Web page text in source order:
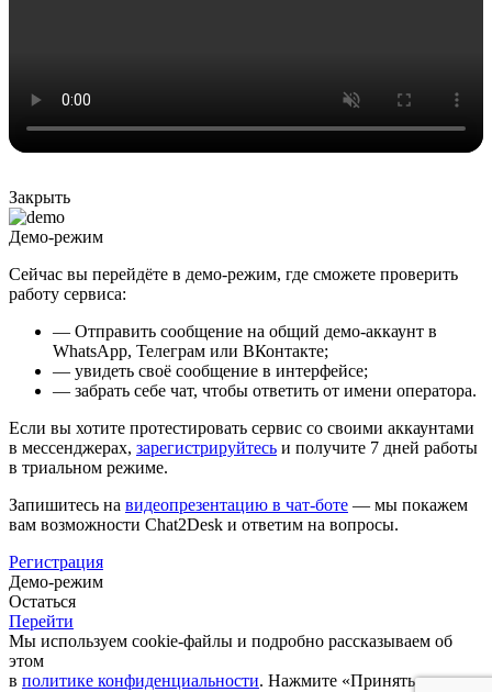
Закрыть
Демо-режим
Сейчас вы перейдёте в демо-режим, где сможете проверить
работу сервиса:
— Отправить сообщение на общий демо-аккаунт в
WhatsApp, Телеграм или ВКонтакте;
— увидеть своё сообщение в интерфейсе;
— забрать себе чат, чтобы ответить от имени оператора.
Если вы хотите протестировать сервис со своими аккаунтами
в мессенджерах, зарегистрируйтесь и получите 7 дней работы
в триальном режиме.
Запишитесь на видеопрезентацию в чат-боте — мы покажем
вам возможности Chat2Desk и ответим на вопросы.
Регистрация
Демо-режим
Остаться
Перейти
Мы используем cookie-файлы и подробно рассказываем об
этом
в политике конфиденциальности. Нажмите «Принять и